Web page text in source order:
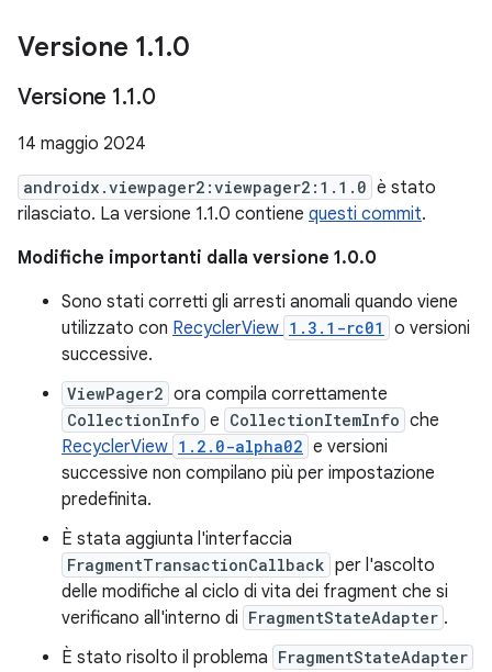
Versione 1.1.0
Versione 1.1.0
14 maggio 2024
androidx.viewpager2:viewpager2:1.1.0 è stato
rilasciato. La versione 1.1.0 contiene questi commit.
Modifiche importanti dalla versione 1.0.0
Sono stati corretti gli arresti anomali quando viene
utilizzato con RecyclerView 1.3.1-rc01
o versioni
successive.
ViewPager2 ora compila correttamente
CollectionInfo e CollectionItemInfo che
RecyclerView 1.2.0-alpha02 e versioni
successive non compilano più per impostazione
predefinita.
È stata aggiunta l'interfaccia
FragmentTransactionCallback per l'ascolto
delle modifiche al ciclo di vita dei fragment che si
verificano all'interno di FragmentStateAdapter .
È stato risolto il problema FragmentStateAdapter